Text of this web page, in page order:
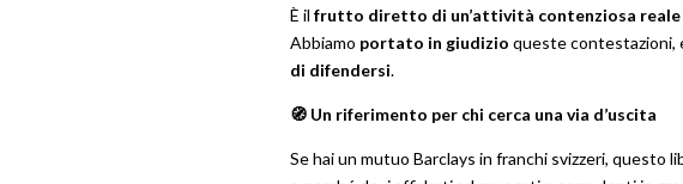
È il frutto diretto di un’attività contenziosa
Abbiamo portato in giudizio queste contestazioni,
di difendersi.
🧭 Un riferimento per chi cerca una via d’uscita
Se hai un mutuo Barclays in franchi svizzeri, questo